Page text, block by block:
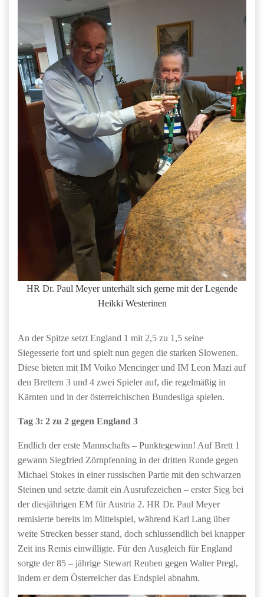
HR Dr. Paul Meyer unterhält sich gerne mit der Legende
Heikki Westerinen
An der Spitze setzt England 1 mit 2,5 zu 1,5 seine
Siegesserie fort und spielt nun gegen die starken Slowenen.
Diese bieten mit IM Voiko Mencinger und IM Leon Mazi auf
den Brettern 3 und 4 zwei Spieler auf, die regelmäßig in
Kärnten und in der österreichischen Bundesliga spielen.
Tag 3: 2 zu 2 gegen England 3
Endlich der erste Mannschafts – Punktegewinn! Auf Brett 1
gewann Siegfried Zörnpfenning in der dritten Runde gegen
Michael Stokes in einer russischen Partie mit den schwarzen
Steinen und setzte damit ein Ausrufezeichen – erster Sieg bei
der diesjährigen EM für Austria 2. HR Dr. Paul Meyer
remisierte bereits im Mittelspiel, während Karl Lang über
weite Strecken besser stand, doch schlussendlich bei knapper
Zeit ins Remis einwilligte. Für den Ausgleich für England
sorgte der 85 – jährige Stewart Reuben gegen Walter Pregl,
indem er dem Österreicher das Endspiel abnahm.